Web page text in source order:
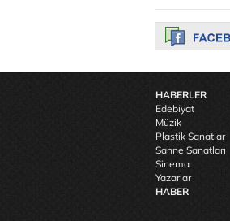
HABERLER
Edebiyat
Müzik
Plastik Sanatlar
Sahne Sanatları
Sinema
Yazarlar
HABER